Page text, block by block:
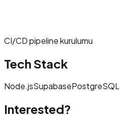
CI/CD pipeline kurulumu
Tech Stack
Node.jsSupabasePostgreSQL
Interested?